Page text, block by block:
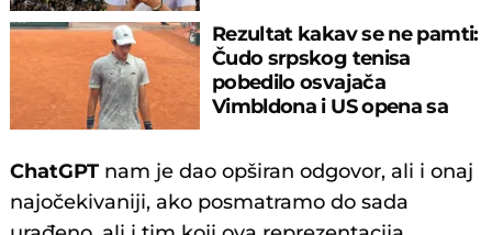
Rezultat kakav se ne pamti:
Čudo srpskog tenisa
pobedilo osvajača
Vimbldona i US opena sa
ChatGPT nam je dao opširan odgovor, ali i onaj
najočekivaniji, ako posmatramo do sada